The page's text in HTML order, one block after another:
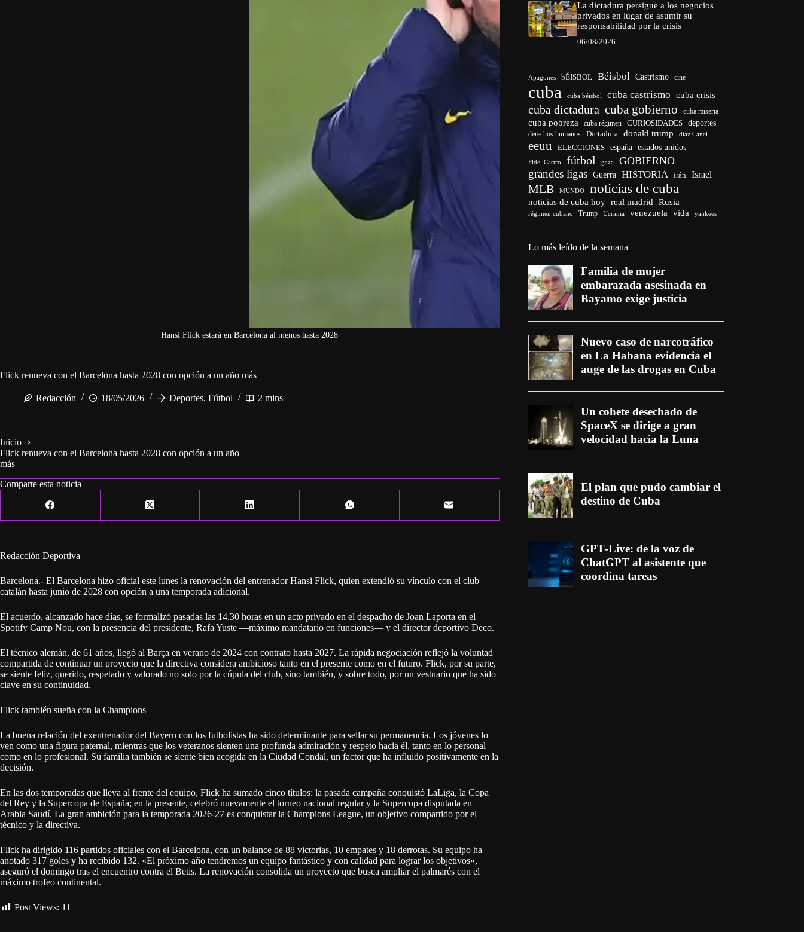
Hansi Flick estará en Barcelona al menos hasta 2028
Flick renueva con el Barcelona hasta 2028 con opción a un año más
Redacción 18/05/2026 Deportes, Fútbol 2 mins
Inicio
Flick renueva con el Barcelona hasta 2028 con opción a un año
más
Comparte esta noticia
Redacción Deportiva
Barcelona.- El Barcelona hizo oficial este lunes la renovación del entrenador Hansi Flick, quien extendió su vínculo con el club
catalán hasta junio de 2028 con opción a una temporada adicional.
El acuerdo, alcanzado hace días, se formalizó pasadas las 14.30 horas en un acto privado en el despacho de Joan Laporta en el
Spotify Camp Nou, con la presencia del presidente, Rafa Yuste —máximo mandatario en funciones— y el director deportivo Deco.
El técnico alemán, de 61 años, llegó al Barça en verano de 2024 con contrato hasta 2027. La rápida negociación reflejó la voluntad
compartida de continuar un proyecto que la directiva considera ambicioso tanto en el presente como en el futuro. Flick, por su parte,
se siente feliz, querido, respetado y valorado no solo por la cúpula del club, sino también, y sobre todo, por un vestuario que ha sido
clave en su continuidad.
Flick también sueña con la Champions
La buena relación del exentrenador del Bayern con los futbolistas ha sido determinante para sellar su permanencia. Los jóvenes lo
ven como una figura paternal, mientras que los veteranos sienten una profunda admiración y respeto hacia él, tanto en lo personal
como en lo profesional. Su familia también se siente bien acogida en la Ciudad Condal, un factor que ha influido positivamente en la
decisión.
En las dos temporadas que lleva al frente del equipo, Flick ha sumado cinco títulos: la pasada campaña conquistó LaLiga, la Copa
del Rey y la Supercopa de España; en la presente, celebró nuevamente el torneo nacional regular y la Supercopa disputada en
Arabia Saudí. La gran ambición para la temporada 2026-27 es conquistar la Champions League, un objetivo compartido por el
técnico y la directiva.
Flick ha dirigido 116 partidos oficiales con el Barcelona, con un balance de 88 victorias, 10 empates y 18 derrotas. Su equipo ha
anotado 317 goles y ha recibido 132. «El próximo año tendremos un equipo fantástico y con calidad para lograr los objetivos»,
aseguró el domingo tras el encuentro contra el Betis. La renovación consolida un proyecto que busca ampliar el palmarés con el
máximo trofeo continental.
Post Views: 11
La dictadura persigue a los negocios
privados en lugar de asumir su
responsabilidad por la crisis
06/08/2026
Apagones bÉISBOL Béisbol Castrismo cine
cuba cuba béisbol cuba castrismo cuba crisis
cuba dictadura cuba gobierno cuba miseria
cuba pobreza cuba régimen CURIOSIDADES deportes
derechos humanos Dictadura donald trump díaz Canel
eeuu ELECCIONES españa estados unidos
Fidel Castro fútbol gaza GOBIERNO
grandes ligas Guerra HISTORIA irán Israel
MLB MUNDO noticias de cuba
noticias de cuba hoy real madrid Rusia
régimen cubano Trump Ucrania venezuela vida yankees
Lo más leído de la semana